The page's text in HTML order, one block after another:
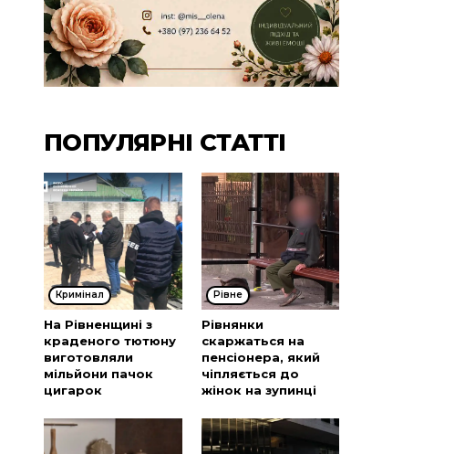
ПОПУЛЯРНІ СТАТТІ
Кримінал
На Рівненщині з
краденого тютюну
виготовляли
мільйони пачок
цигарок
Рівне
Рівнянки
скаржаться на
пенсіонера, який
чіпляється до
жінок на зупинці